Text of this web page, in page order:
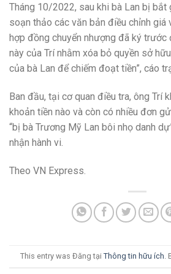
Tháng 10/2022, sau khi bà Lan bị bắt
soạn thảo các văn bản điều chỉnh giá
hợp đồng chuyển nhượng đã ký trước
này của Trí nhằm xóa bỏ quyền sở
của bà Lan để chiếm đoạt tiền”, cáo
Ban đầu, tại cơ quan điều tra, ông Trí
khoản tiền nào và còn có nhiều đơn
“bị bà Trương Mỹ Lan bôi nhọ danh
nhận hành vi.
Theo VN Express.
This entry was Đăng tại Thông tin hữu ích